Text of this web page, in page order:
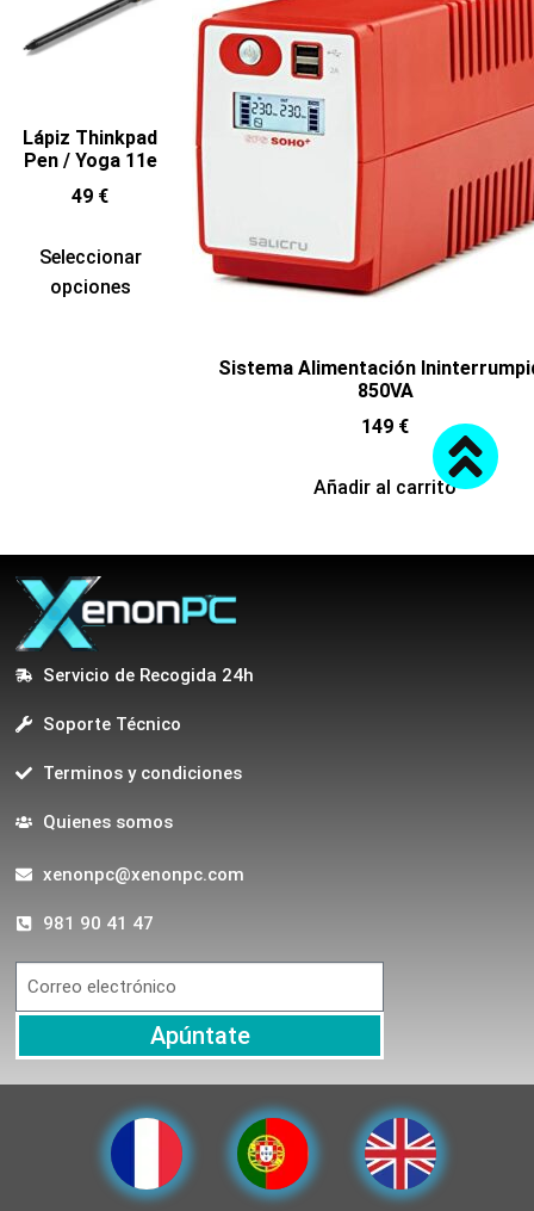
Lápiz Thinkpad
Pen / Yoga 11e
49 €
Seleccionar
opciones
Sistema Alimentación
850VA
149 €
Añadir al carrito
Servicio de Recogida 24h
Soporte Técnico
Terminos y condiciones
Quienes somos
xenonpc@xenonpc.com
981 90 41 47
Apúntate